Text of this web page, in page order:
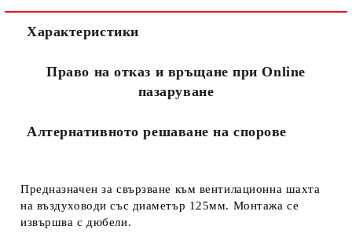
Съгласен съм сПолитиката за лични данни
Ние ще се свържем с вас в рамките на работния ден.
Характеристики
Право на отказ и връщане при Online
пазаруване
Алтернативното решаване на спорове
Предназначен за свързване към вентилационна шахта
на въздуховоди със диаметър 125мм. Монтажа се
извършва с дюбели.